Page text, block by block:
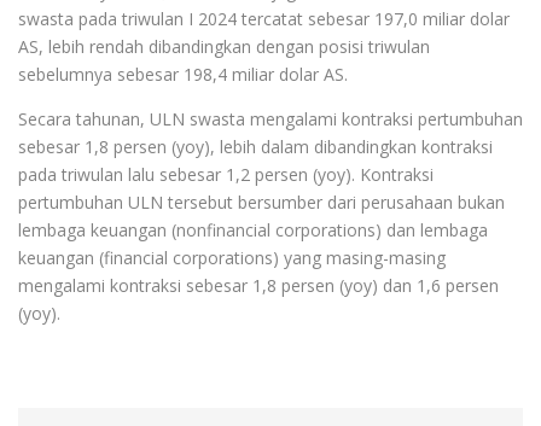
swasta pada triwulan I 2024 tercatat sebesar 197,0 miliar dolar
AS, lebih rendah dibandingkan dengan posisi triwulan
sebelumnya sebesar 198,4 miliar dolar AS.
Secara tahunan, ULN swasta mengalami kontraksi pertumbuhan
sebesar 1,8 persen (yoy), lebih dalam dibandingkan kontraksi
pada triwulan lalu sebesar 1,2 persen (yoy). Kontraksi
pertumbuhan ULN tersebut bersumber dari perusahaan bukan
lembaga keuangan (nonfinancial corporations) dan lembaga
keuangan (financial corporations) yang masing-masing
mengalami kontraksi sebesar 1,8 persen (yoy) dan 1,6 persen
(yoy).